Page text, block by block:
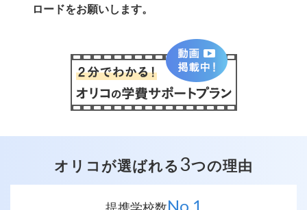
ロードをお願いします。
オリコが選ばれる 3つの理由
No.1